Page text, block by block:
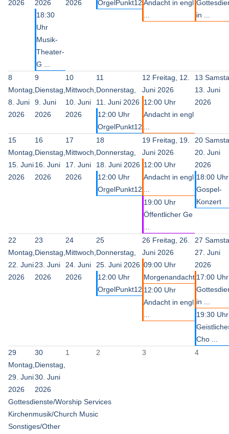
2026
2026
18:30
Uhr
Musik-
Theater-
G ...
2026
OrgelPunkt12 Andacht in engl
...
in ...
8
Montag,
8. Juni
2026
9
Dienstag,
9. Juni
2026
10
Mittwoch,
10. Juni
2026
11
Donnerstag,
11. Juni 2026
12:00 Uhr
OrgelPunkt12
12 Freitag, 12.
Juni 2026
12:00 Uhr
Andacht in engl
...
13
13. Juni
2026
15
Montag,
15. Juni
2026
16
Dienstag,
16. Juni
2026
17
Mittwoch,
17. Juni
2026
18
Donnerstag,
18. Juni 2026
12:00 Uhr
OrgelPunkt12
19 Freitag, 19.
Juni 2026
12:00 Uhr
Andacht in engl
...
19:00 Uhr
Öffentlicher Ge
...
20
20. Juni
2026
18:00 Uhr
Gospel-
Konzert
22
Montag,
22. Juni
2026
23
Dienstag,
23. Juni
2026
24
Mittwoch,
24. Juni
2026
25
Donnerstag,
25. Juni 2026
12:00 Uhr
OrgelPunkt12
26 Freitag, 26.
Juni 2026
09:00 Uhr
Morgenandacht
12:00 Uhr
Andacht in engl
...
27
27. Juni
2026
17:00 Uhr
in ...
19:30 Uhr
Cho ...
29
Montag,
29. Juni
2026
30
Dienstag,
30. Juni
2026
1 2 3 4
Gottesdienste/Worship Services
Kirchenmusik/Church Music
Sonstiges/Other